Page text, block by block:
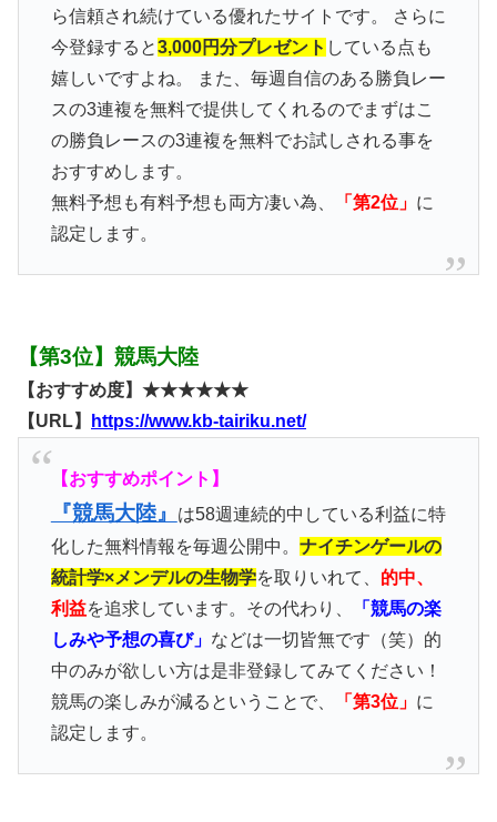
ら信頼され続けている優れたサイトです。 さらに
今登録すると3,000円分プレゼント している点も
嬉しいですよね。 また、毎週自信のある勝負レー
スの3連複を無料で提供してくれるのでまずはこ
の勝負レースの3連複を無料でお試しされる事を
おすすめします。
無料予想も有料予想も両方凄い為、
「第2位」 に
認定します。
【第3位】競馬大陸
【おすすめ度】★★★★★★
【URL】
https://www.kb-tairiku.net/
【おすすめポイント】
『競馬大陸』
は58週連続的中している利益に特
化した無料情報を毎週公開中。 ナイチンゲールの
統計学×メンデルの生物学を取りいれて、 的中、
利益を追求しています。その代わり、
「競馬の楽
しみや予想の喜び」 などは一切皆無です（笑）的
中のみが欲しい方は是非登録してみてください！
競馬の楽しみが減るということで、
「第3位」 に
認定します。